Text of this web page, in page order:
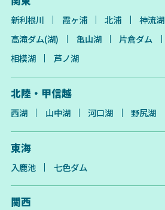
新利根川 霞ヶ浦 北浦 神流湖
高滝ダム(湖)
亀山湖 片倉ダム
相模湖
芦ノ湖
北陸・甲信越
西湖 山中湖 河口湖 野尻湖
東海
入鹿池 七色ダム
関西